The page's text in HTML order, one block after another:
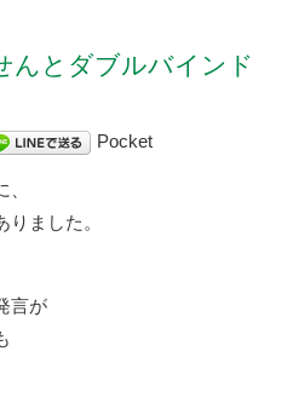
んとダブルバインド
Pocket
ました。
言が